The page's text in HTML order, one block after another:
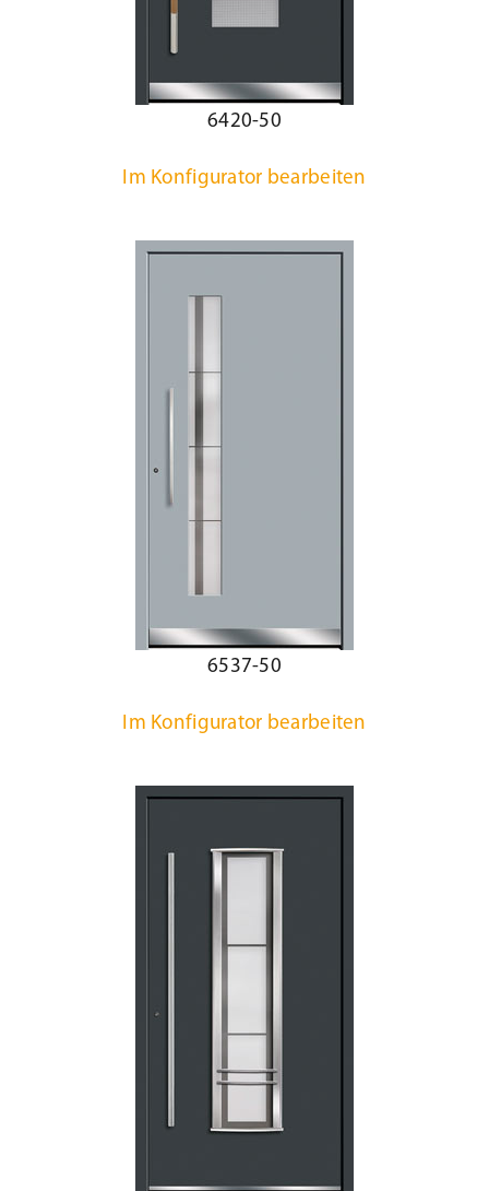
6420-50
Im Konfigurator bearbeiten
6537-50
Im Konfigurator bearbeiten